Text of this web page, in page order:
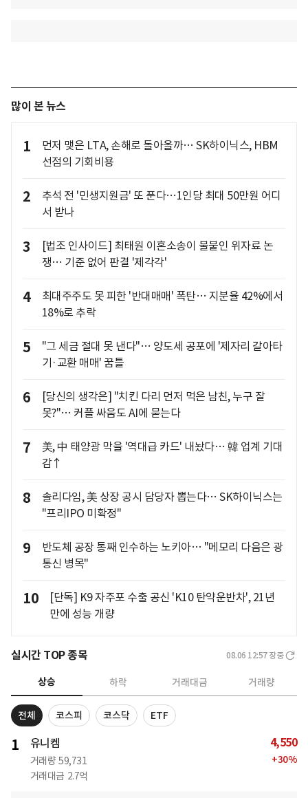
많이 본 뉴스
1
먼저 맺은 LTA, 손해로 돌아올까… SK하이닉스, HBM
선점의 기회비용
2
추석 전 '민생지원금' 또 푼다…1인당 최대 50만원 어디
서 받나
3
[법조 인사이드] 최태원 이혼소송이 불붙인 위자료 논
쟁… 기준 없어 판결 '제각각'
4
최대주주도 못 피한 '반대매매' 폭탄… 지분율 42%에서
18%로 추락
5
"그 세금 절대 못 낸다"… 양도세 공포에 '제자리 갈아타
기·교환 매매' 꿈틀
6
[당신의 생각은] "치킨 다리 먼저 먹은 남친, 누구 잘
못?"… 커플 싸움도 AI에 묻는다
7
美, 中 태양광 막을 '역대급 카드' 내놨다… 韓 업계 기대
감↑
8
솔리다임, 美 상장 공시 담당자 뽑는다… SK하이닉스는
"프리IPO 미확정"
9
반도체 공장 통째 인수하는 노키아… "메모리 다음은 광
통신 병목"
10
[단독] K9 자주포 수출 공신 'K10 탄약운반차', 21년
만에 성능 개량
실시간 TOP 종목 08.06 12:57 장중
상승 하락 거래대금 거래량
전체 코스피 코스닥 ETF
1 유니켐
거래량 59,731
거래대금 2.7억
4,550
+30%